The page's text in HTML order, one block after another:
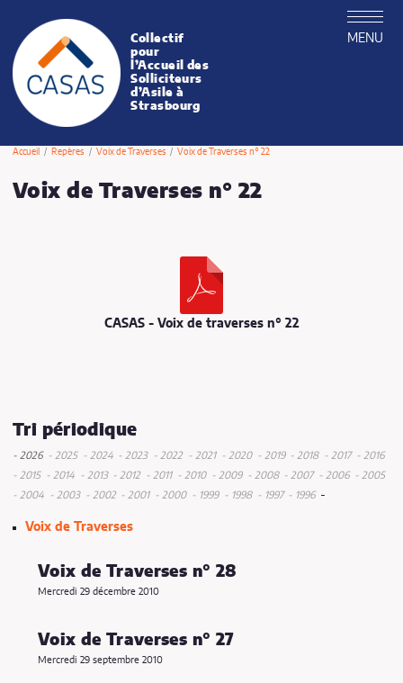
CASAS
Collectif
pour
l’Accueil des
Solliciteurs
d’Asile à
Strasbourg
MENU
Accueil Repères Voix de Traverses Voix de Traverses n° 22
Voix de Traverses n° 22
CASAS - Voix de traverses n° 22
Tri périodique
- 2026
mai
janvier
- 2025
juin
- 2024
décembre
mai
- 2023
novembre
mai
- 2022
juin
- 2021
décembre
juin
- 2020
décembre
mai
- 2019
mai
- 2018
novembre
- 2017 - 2016
- 2015
décembre
- 2014
décembre
- 2013
juin
- 2012
décembre
- 2011
septembre
- 2010
décembre
- 2009
octobre
- 2008
décembre
- 2007 - 2006 - 2005
- 2004 - 2003 - 2002
mai
- 2001 - 2000 - 1999 - 1998 - 1997 - 1996 -
Voix de Traverses
Voix de Traverses n° 28
Mercredi 29 décembre 2010
Voix de Traverses n° 27
Mercredi 29 septembre 2010